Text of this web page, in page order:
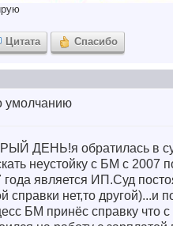
Цитата Спасибо
ДЕНЬ!я обратилась в
неустойку с БМ с 2007
года является ИП.Суд
справки нет,то другой)...и
БМ принёс справку что